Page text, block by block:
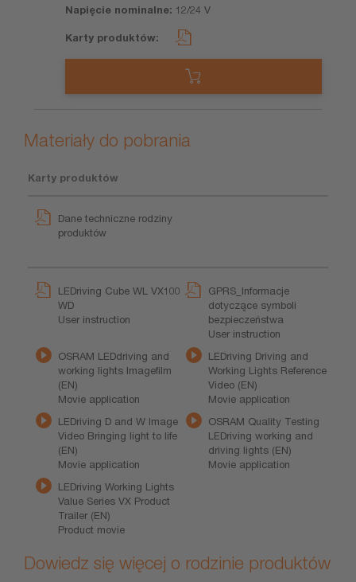
12/24 V
Materiały do pobrania
Karty produktów
Dane techniczne rodziny
produktów
LEDriving Cube WL VX100
WD
User instruction
GPRS_Informacje
dotyczące symboli
bezpieczeństwa
User instruction
OSRAM LEDdriving and
working lights Imagefilm
(EN)
Movie application
LEDriving Driving and
Working Lights Reference
Video (EN)
Movie application
LEDriving D and W Image
Video Bringing light to life
(EN)
Movie application
OSRAM Quality Testing
LEDriving working and
driving lights (EN)
Movie application
LEDriving Working Lights
Value Series VX Product
Trailer (EN)
Product movie
Dowiedz się więcej o rodzinie produktów